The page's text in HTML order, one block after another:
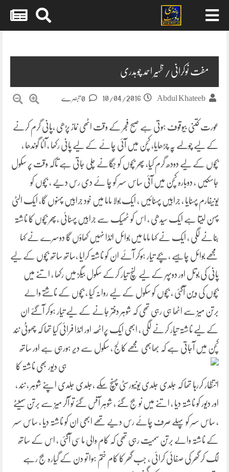
مفت نوکرانی/ ظہیر احمد چوہدری
Abdul Khateeb
10/04/2016
عورت کتنی بیوقوف ہوتی ہے صبح فجر کے وقت اٹھی نماز پڑھی ،پانی گرم کرنے
کے لیے چولہے پہ چڑھایا، کچن میں آئی چائے کے لیے پانی رکھا ، آٹا گوندھا ،
بچوں کے لیے دودھ گرم کیا، پھر بچوں کو جگانے چلی جاتی ہے تاکہ وقت پر سکول
جاسکیں ، دوبارہ کچن میں آئی ساس سسر کو چا ئے دی رس دیے ، بچوں کو
یونیفارم پہنایا ، جرابیں پہنائیں ، ایک بولا ماما میں خود جرابیں پہنوں گا، ایک الٹی
پہن لیتا ہے ایک سیدھی ، اس کو ٹھیک سے جرابیں پہنائی ،پھر بچوں کا ناشتہ
بنانے لگی ، ایک نے کہا ماما میں بوائل انڈا نہیں کھاؤں گا دوسرے نے کہا
مجھے بوائل چاہیے ،بچے تیار ہوکر آئے ان کو ناشتہ کرایا ،ساتھ ساتھ بچوں کے لیے
پانی کی بوتل اور دوپہر کے لیے لنچ تیار کرکے سکول بیگز میں رکھا ، اتنے میں
بچوں کی وین آگئی ، بچوں کو سکول کے لیے روانہ کیا ، بچوں کے ناشتے والے
برتن میز سے اٹھا ہی رہی تھی کہ شوہر دفتر جانے کے لیے تیار ہوکر آگئے ان
کے لیے ناشتہ تیار کرنے لگی ، ابھی ایک پراٹھہ اور انڈا فرائی کیا تھا کہ چھوٹی نند
کچن میں آجاتی ہے کہ بھابھی مجھے کالج ، سکول سے دیر ہورہی ہے اور ساتھ
ہی دیور بھی ناشتہ کا
انتظار کررہا تھا کہ جلدی جلدی یونیورسٹی پہنچ سکے ،جلدی جلدی اپنے شوہر ، نند ،
اور دیور کو ناشتہ دیا ، اتنے میں نو بج گئے ، شوہر آفس گئے تو آکر میز سے برتن سمیٹے
، ساس سسر کو پہلے صرف چائے رس دیے تھے ابھی ان کو ناشتہ دیا ، ساس سسر
کے ناشتہ والے برتن سمیت رہی تھی کہ کام والی ماسی آگئی ، اس کے ساتھ
لگ کر گھر کی صفائی کرائی ، جب گھر کا کام ختم ہوا تو دن کے گیارہ بج رہے